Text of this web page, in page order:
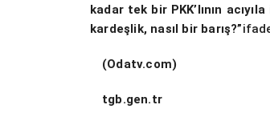
kadar tek bir PKK’lının
kardeşlik, nasıl bir barış?”
(Odatv.com)
tgb.gen.tr